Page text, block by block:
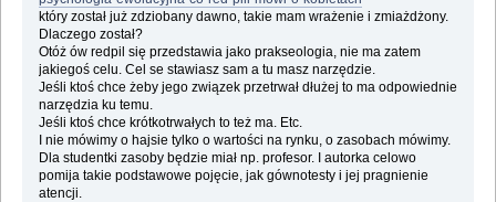
który został już zdziobany dawno, takie mam wrażenie i zmiażdżony.
Dlaczego został?
Otóż ów redpil się przedstawia jako prakseologia, nie ma zatem
jakiegoś celu. Cel se stawiasz sam a tu masz narzędzie.
Jeśli ktoś chce żeby jego związek przetrwał dłużej to ma odpowiednie
narzędzia ku temu.
Jeśli ktoś chce krótkotrwałych to też ma. Etc.
I nie mówimy o hajsie tylko o wartości na rynku, o zasobach mówimy.
Dla studentki zasoby będzie miał np. profesor. I autorka celowo
pomija takie podstawowe pojęcie, jak gównotesty i jej pragnienie
atencji.